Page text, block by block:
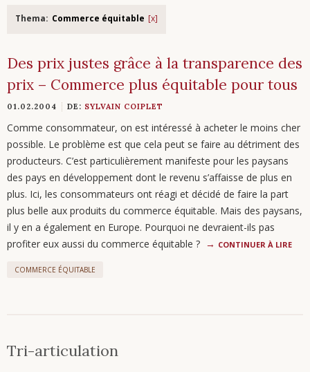
Thema: Commerce équitable
Des prix justes grâce à la transparence des
prix – Commerce plus équitable pour tous
01.02.2004 DE: SYLVAIN COIPLET
Comme consommateur, on est intéressé à acheter le moins cher
possible. Le problème est que cela peut se faire au détriment des
producteurs. C’est particulièrement manifeste pour les paysans
des pays en développement dont le revenu s’affaisse de plus en
plus. Ici, les consommateurs ont réagi et décidé de faire la part
plus belle aux produits du commerce équitable. Mais des paysans,
il y en a également en Europe. Pourquoi ne devraient-ils pas
profiter eux aussi du commerce équitable ?
CONTINUER À LIRE
COMMERCE ÉQUITABLE
Tri-articulation